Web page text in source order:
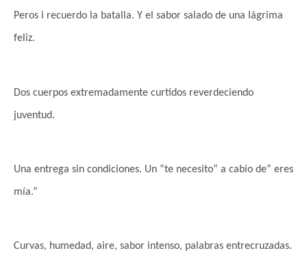
Peros i recuerdo la batalla. Y el sabor salado de una lágrima
feliz.
Dos cuerpos extremadamente curtidos reverdeciendo
juventud.
Una entrega sin condiciones. Un “te necesito” a cabio de” eres
mía.”
Curvas, humedad, aire, sabor intenso, palabras entrecruzadas.